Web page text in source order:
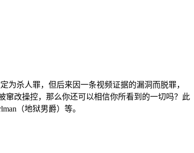
为杀人罪，但后来因一条视频证据的漏洞而脱罪，
窜改操控，那么你还可以相信你所看到的一切吗？此
（地狱男爵）等。